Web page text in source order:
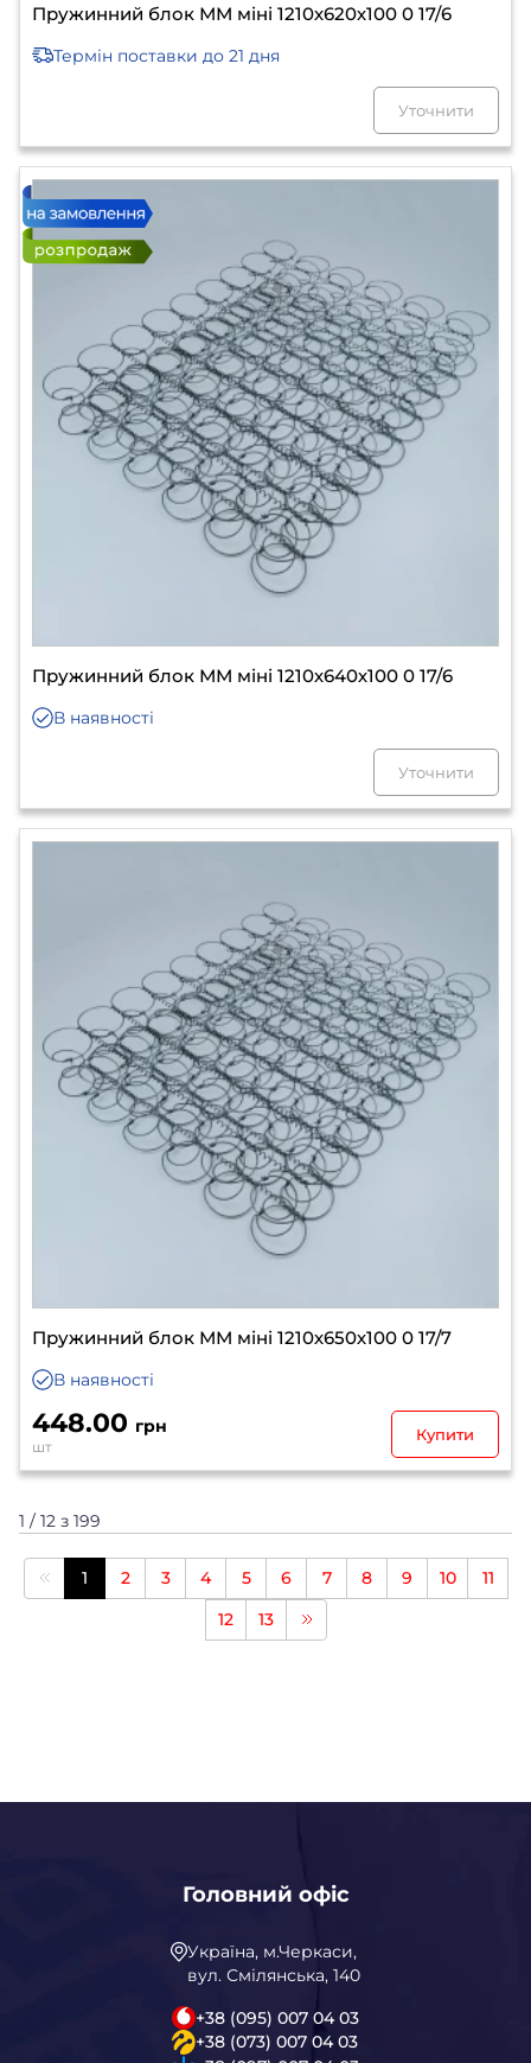
Пружинний блок ММ міні 1210х620х100 0 17/6
Термін поставки до 21 дня
Уточнити
Пружинний блок ММ міні 1210х640х100 0 17/6
В наявності
Уточнити
Пружинний блок ММ міні 1210х650х100 0 17/7
В наявності
448.00 грн
шт
Купити
1 / 12 з 199
1 2 3 4 5 6 7 8 9 10
11
12
13
Головний офіс
Україна, м.Черкаси,
вул. Смілянська, 140
+38 (095) 007 04 03
+38 (073) 007 04 03